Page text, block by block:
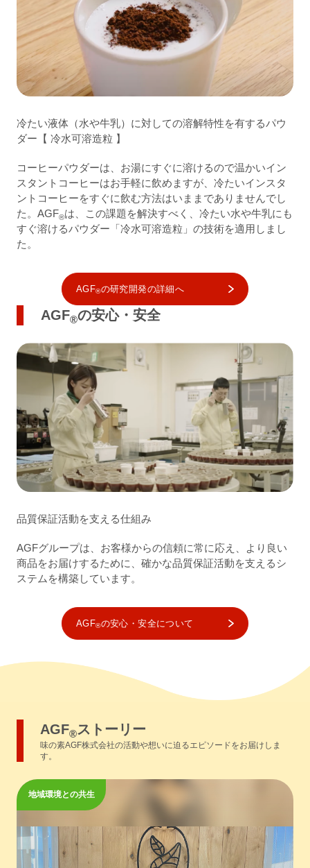
冷たい液体（水や牛乳）に対しての溶解特性を有するパウ
ダー【 冷水可溶造粒 】
コーヒーパウダーは、お湯にすぐに溶けるので温かいイン
スタントコーヒーはお手軽に飲めますが、冷たいインスタ
ントコーヒーをすぐに飲む方法はいままでありませんでし
た。AGF®は、この課題を解決すべく、冷たい水や牛乳にも
すぐ溶けるパウダー「冷水可溶造粒」の技術を適用しまし
た。
AGF®の研究開発の詳細へ
AGF®の安心・安全
品質保証活動を支える仕組み
AGFグループは、お客様からの信頼に常に応え、より良い
商品をお届けするために、確かな品質保証活動を支えるシ
ステムを構築しています。
AGF®の安心・安全について
AGF®ストーリー
味の素AGF株式会社の活動や想いに迫るエピソードをお届けしま
す。
地域環境との共生